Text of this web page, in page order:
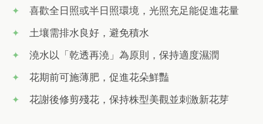
喜歡全日照或半日照環境，光照充足能促進花量
土壤需排水良好，避免積水
澆水以「乾透再澆」為原則，保持適度濕潤
花期前可施薄肥，促進花朵鮮豔
花謝後修剪殘花，保持株型美觀並刺激新花芽